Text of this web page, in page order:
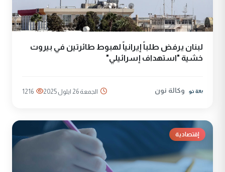
لبنان يرفض طلباً إيرانياً لهبوط طائرتين في بيروت
خشية "استهداف إسرائيلي"
وكالة نون الجمعة 26 ايلول 2025 1216
إقتصادية